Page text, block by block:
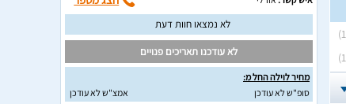
לא נמצאו חוות דעת
לא עודכנו תאריכים פנויים
מחיר לוילה החל מ:
סופ"ש לא עודכן
אמצ"ש לא עודכן